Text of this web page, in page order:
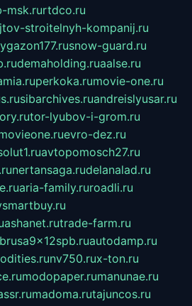
msk.rurtdco.ru
stroitelnyh-kompanij.ru
snow-guard.ru
demaholding.ruaalse.ru
perkoka.rumovie-one.ru
sibarchives.ruandreislyusar.ru
tor-lyubov-i-grom.ru
evro-dez.ru
avtopomosch27.ru
nertansaga.rudelanalad.ru
aria-family.ruroadli.ru
ashanet.rutrade-farm.ru
autodamp.ru
nv750.rux-ton.ru
modopaper.rumanunae.ru
madoma.rutajuncos.ru